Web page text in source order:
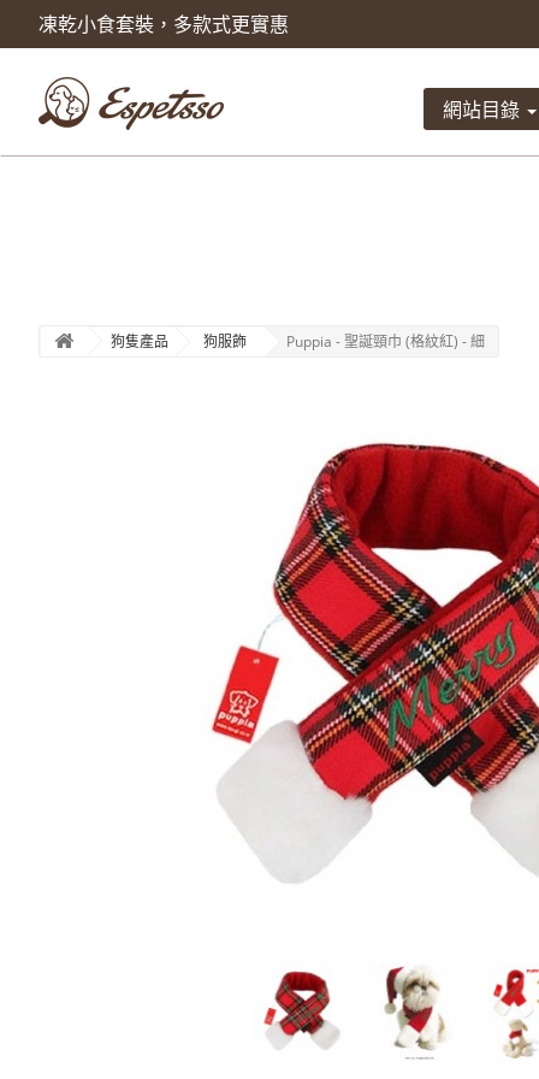
凍乾小食套裝，多款式更實惠
產品已被加入到購物車
數量
總計
網站目錄
狗隻產品 狗服飾 Puppia - 聖誕頸巾 (格紋紅) - 細